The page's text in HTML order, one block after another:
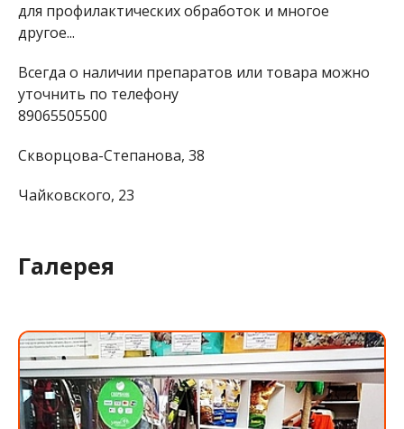
для профилактических обработок и многое
другое...
Всегда о наличии препаратов или товара можно
уточнить по телефону
89065505500
Скворцова-Степанова, 38
Чайковского, 23
Галерея